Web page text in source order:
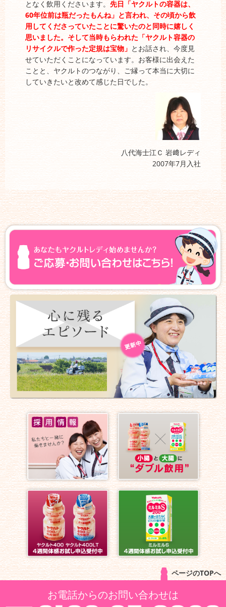
となく飲用くださいます。 先日「ヤクルトの容器は、
60年位前は瓶だったもんね」と言われ、その頃から飲
用してくださっていたことに驚いたのと同時に嬉しく
思いました。そして当時もらわれた「ヤクルト容器の
リサイクルで作った定規は宝物」 とお話され、今度見
せていただくことになっています。お客様に出会えた
ことと、ヤクルトのつながり、ご縁って本当に大切に
していきたいと改めて感じた日でした。
八代海士江Ｃ 岩﨑レディ
2007年7月入社
ページのTOPへ
お電話からのお問い合わせは